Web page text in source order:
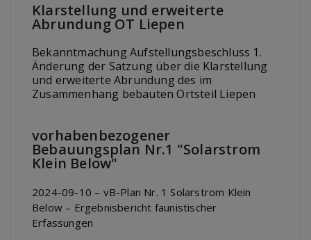
Klarstellung und erweiterte
Abrundung OT Liepen
Bekanntmachung Aufstellungsbeschluss 1.
Änderung der Satzung über die Klarstellung
und erweiterte Abrundung des im
Zusammenhang bebauten Ortsteil Liepen
vorhabenbezogener
Bebauungsplan Nr.1 "Solarstrom
Klein Below"
2024-09-10 – vB-Plan Nr. 1 Solarstrom Klein
Below – Ergebnisbericht faunistischer
Erfassungen